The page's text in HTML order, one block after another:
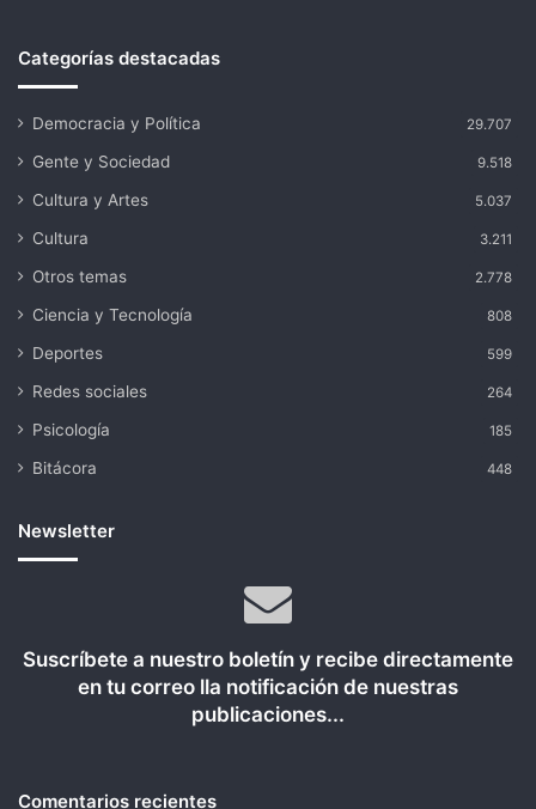
Categorías destacadas
Democracia y Política 29.707
Gente y Sociedad 9.518
Cultura y Artes 5.037
Cultura 3.211
Otros temas 2.778
Ciencia y Tecnología 808
Deportes 599
Redes sociales 264
Psicología 185
Bitácora 448
Newsletter
Suscríbete a nuestro boletín y recibe directamente
en tu correo lla notificación de nuestras
publicaciones...
Comentarios recientes